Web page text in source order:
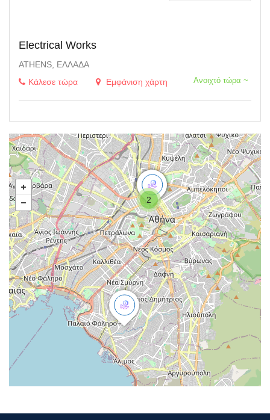
Electrical Works
ATHENS, ΕΛΛΆΔΑ
Κάλεσε τώρα
Εμφάνιση χάρτη Ανοιχτό τώρα ~
2